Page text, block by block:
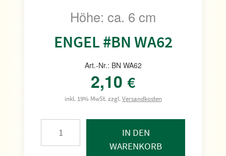
Höhe: ca. 6 cm
ENGEL #BN WA62
Art.-Nr.: BN WA62
2,10 €
inkl. 19% MwSt. zzgl.Versandkosten
IN DEN
WARENKORB